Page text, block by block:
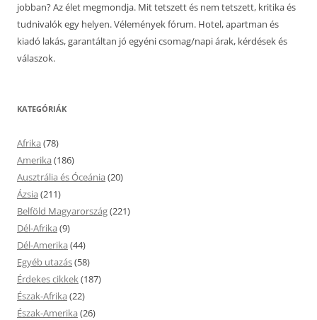
jobban? Az élet megmondja. Mit tetszett és nem tetszett, kritika és
tudnivalók egy helyen. Vélemények fórum. Hotel, apartman és
kiadó lakás, garantáltan jó egyéni csomag/napi árak, kérdések és
válaszok.
KATEGÓRIÁK
Afrika (78)
Amerika (186)
Ausztrália és Óceánia (20)
Ázsia (211)
Belföld Magyarország(221)
Dél-Afrika (9)
Dél-Amerika (44)
Egyéb utazás(58)
Érdekes cikkek(187)
Észak-Afrika (22)
Észak-Amerika (26)